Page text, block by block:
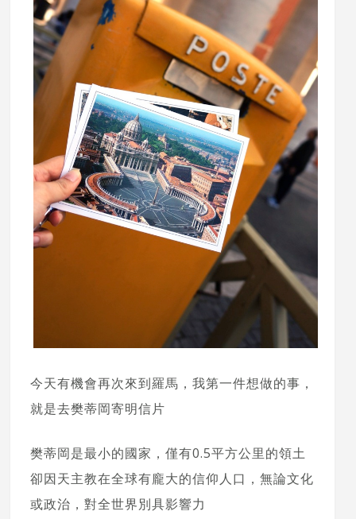
今天有機會再次來到羅馬，我第一件想做的事，
就是去樊蒂岡寄明信片
樊蒂岡是最小的國家，僅有0.5平方公里的領土
卻因天主教在全球有龐大的信仰人口，無論文化
或政治，對全世界別具影響力